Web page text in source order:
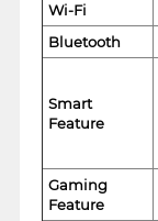
Wi-Fi
Bluetooth
Smart
Feature
Gaming
Feature